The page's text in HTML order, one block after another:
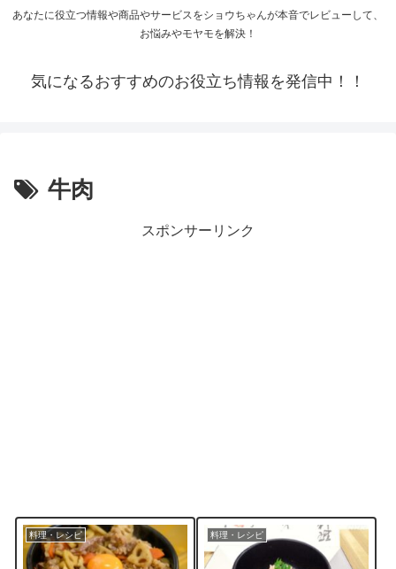
あなたに役立つ情報や商品やサービスをショウちゃんが本音でレビューして、
お悩みやモヤモを解決！
気になるおすすめのお役立ち情報を発信中！！
牛肉
スポンサーリンク
料理・レシピ 料理・レシピ